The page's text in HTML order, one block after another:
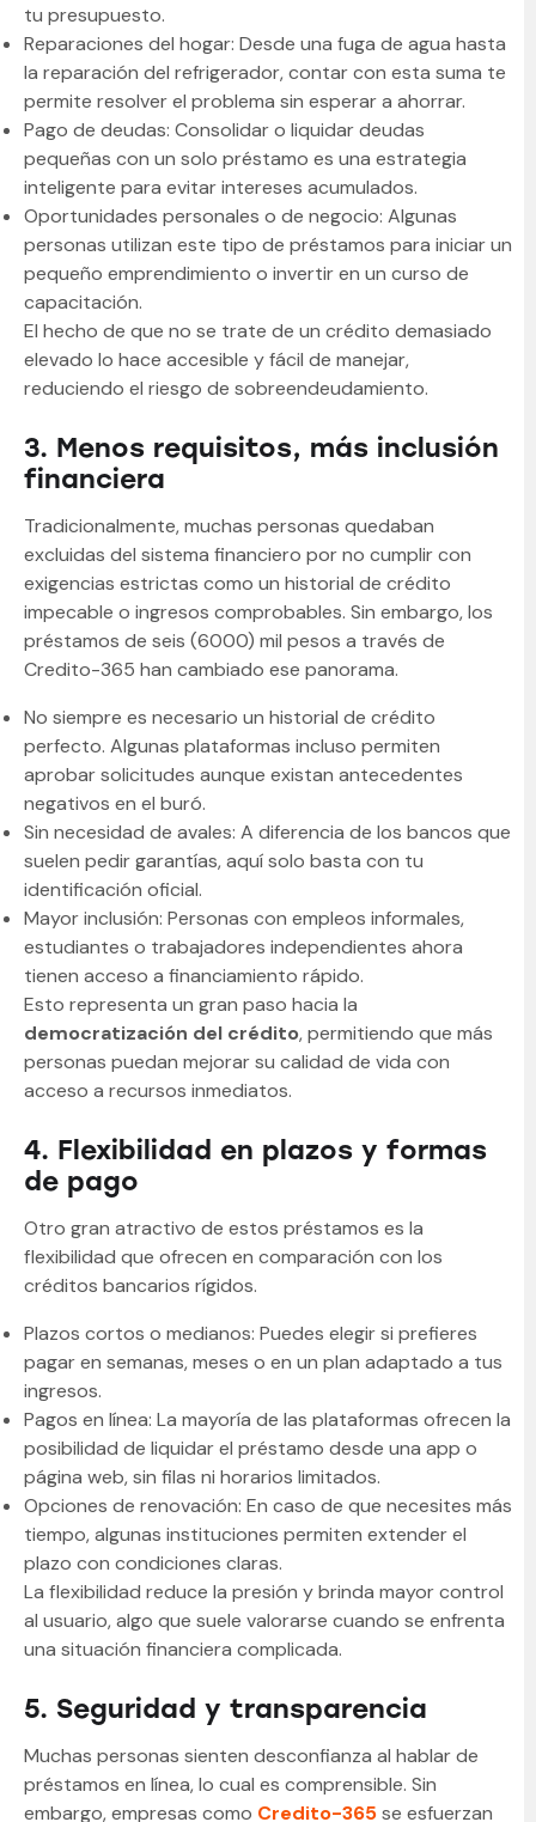
tu presupuesto.
Reparaciones del hogar: Desde una fuga de agua hasta
la reparación del refrigerador, contar con esta suma te
permite resolver el problema sin esperar a ahorrar.
Pago de deudas: Consolidar o liquidar deudas
pequeñas con un solo préstamo es una estrategia
inteligente para evitar intereses acumulados.
Oportunidades personales o de negocio: Algunas
personas utilizan este tipo de préstamos para iniciar un
pequeño emprendimiento o invertir en un curso de
capacitación.
El hecho de que no se trate de un crédito demasiado
elevado lo hace accesible y fácil de manejar,
reduciendo el riesgo de sobreendeudamiento.
3. Menos requisitos, más inclusión
financiera
Tradicionalmente, muchas personas quedaban
excluidas del sistema financiero por no cumplir con
exigencias estrictas como un historial de crédito
impecable o ingresos comprobables. Sin embargo, los
préstamos de seis (6000) mil pesos a través de
Credito-365 han cambiado ese panorama.
No siempre es necesario un historial de crédito
perfecto. Algunas plataformas incluso permiten
aprobar solicitudes aunque existan antecedentes
negativos en el buró.
Sin necesidad de avales: A diferencia de los bancos que
suelen pedir garantías, aquí solo basta con tu
identificación oficial.
Mayor inclusión: Personas con empleos informales,
estudiantes o trabajadores independientes ahora
tienen acceso a financiamiento rápido.
Esto representa un gran paso hacia la
democratización del crédito, permitiendo que más
personas puedan mejorar su calidad de vida con
acceso a recursos inmediatos.
4. Flexibilidad en plazos y formas
de pago
Otro gran atractivo de estos préstamos es la
flexibilidad que ofrecen en comparación con los
créditos bancarios rígidos.
Plazos cortos o medianos: Puedes elegir si prefieres
pagar en semanas, meses o en un plan adaptado a tus
ingresos.
Pagos en línea: La mayoría de las plataformas ofrecen la
posibilidad de liquidar el préstamo desde una app o
página web, sin filas ni horarios limitados.
Opciones de renovación: En caso de que necesites más
tiempo, algunas instituciones permiten extender el
plazo con condiciones claras.
La flexibilidad reduce la presión y brinda mayor control
al usuario, algo que suele valorarse cuando se enfrenta
una situación financiera complicada.
5. Seguridad y transparencia
Muchas personas sienten desconfianza al hablar de
préstamos en línea, lo cual es comprensible. Sin
embargo, empresas como Credito-365se esfuerzan